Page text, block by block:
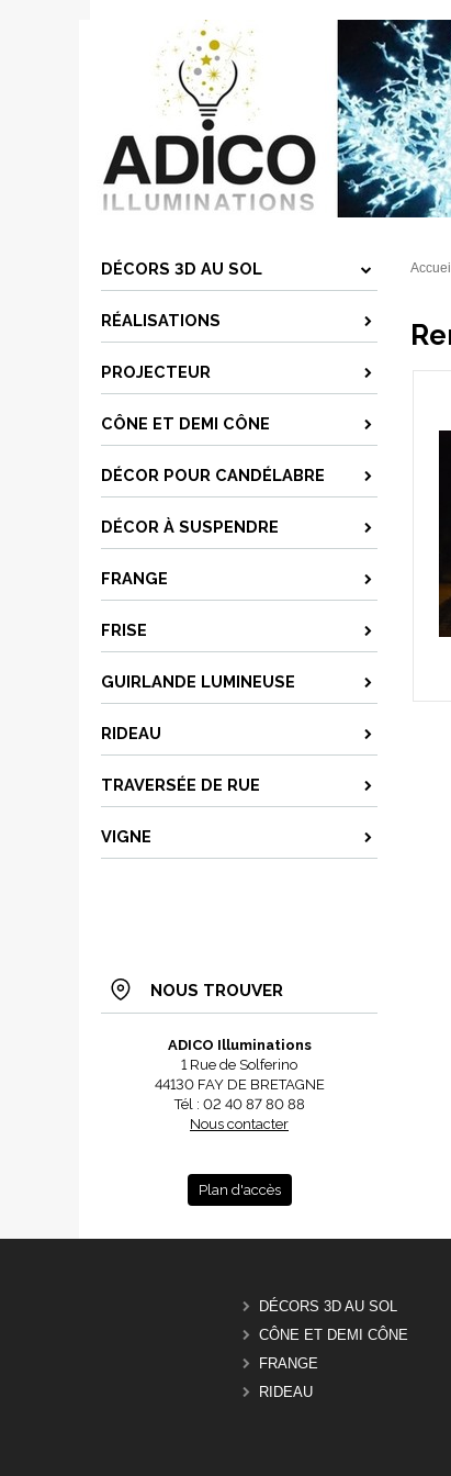
DÉCORS 3D AU SOL
RÉALISATIONS
PROJECTEUR
CÔNE ET DEMI CÔNE
DÉCOR POUR CANDÉLABRE
DÉCOR À SUSPENDRE
FRANGE
FRISE
GUIRLANDE LUMINEUSE
RIDEAU
TRAVERSÉE DE RUE
VIGNE
NOUS TROUVER
ADICO Illuminations
1 Rue de Solferino
44130 FAY DE BRETAGNE
Tél : 02 40 87 80 88
Nous contacter
Plan d'accès
Accueil
DÉCORS 3D AU SOL
CÔNE ET DEMI CÔNE
FRANGE
RIDEAU